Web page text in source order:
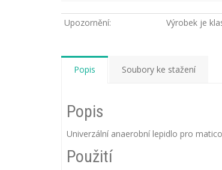
Upozornění: Výrobek je
Popis Soubory ke stažení
Popis
Univerzální anaerobní lepidlo pro
Použití